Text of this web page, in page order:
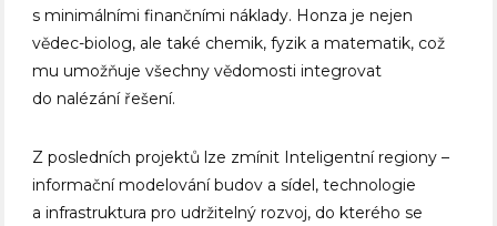
s minimálními finančními náklady. Honza je nejen
vědec-biolog, ale také chemik, fyzik a matematik, což
mu umožňuje všechny vědomosti integrovat
do nalézání řešení.
Z posledních projektů lze zmínit Inteligentní regiony –
informační modelování budov a sídel, technologie
a infrastruktura pro udržitelný rozvoj, do kterého se